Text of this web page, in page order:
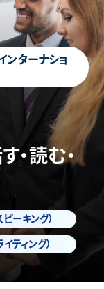
ンターナショ
・読む・
ピーキング）
イティング）